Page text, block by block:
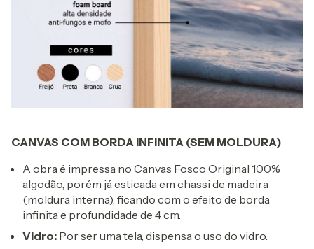
CANVAS COM BORDA INFINITA (SEM MOLDURA)
A obra é impressa no Canvas Fosco Original 100%
algodão, porém já esticada em chassi de madeira
(moldura interna), ficando com o efeito de borda
infinita e profundidade de 4 cm.
Vidro: Por ser uma tela, dispensa o uso do vidro.